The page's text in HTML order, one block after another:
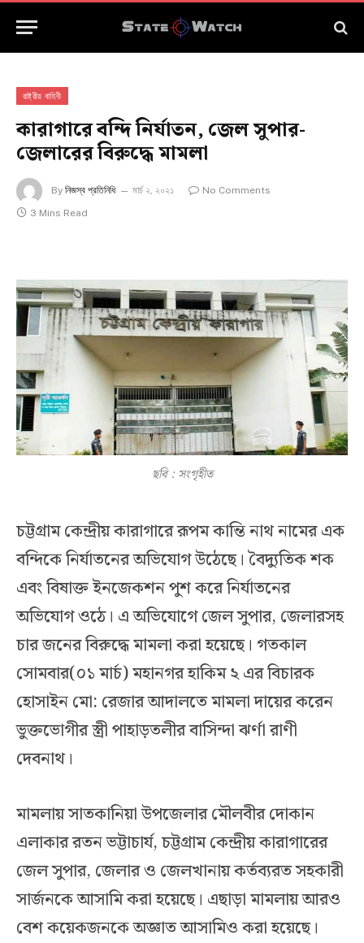
রাষ্ট্রীয় বাহিনী
কারাগারে বন্দি নির্যাতন, জেল সুপার-
জেলারের বিরুদ্ধে মামলা
By নিজস্ব প্রতিনিধি মার্চ ২, ২০২১
No Comments
3 Mins Read
ছবি : সংগৃহীত
চট্টগ্রাম কেন্দ্রীয় কারাগারে রূপম কান্তি নাথ নামের এক
বন্দিকে নির্যাতনের অভিযোগ উঠেছে। বৈদ্যুতিক শক
এবং বিষাক্ত ইনজেকশন পুশ করে নির্যাতনের
অভিযোগ ওঠে। এ অভিযোগে জেল সুপার, জেলারসহ
চার জনের বিরুদ্ধে মামলা করা হয়েছে। গতকাল
সোমবার(০১ মার্চ) মহানগর হাকিম ২ এর বিচারক
হোসাইন মো: রেজার আদালতে মামলা দায়ের করেন
ভুক্তভোগীর স্ত্রী পাহাড়তলীর বাসিন্দা ঝর্ণা রাণী
দেবনাথ।
মামলায় সাতকানিয়া উপজেলার মৌলবীর দোকান
এলাকার রতন ভট্টাচার্য, চট্টগ্রাম কেন্দ্রীয় কারাগারের
জেল সুপার, জেলার ও জেলখানায় কর্তব্যরত সহকারী
সার্জনকে আসামি করা হয়েছে। এছাড়া মামলায় আরও
বেশ কয়েকজনকে অজ্ঞাত আসামিও করা হয়েছে।